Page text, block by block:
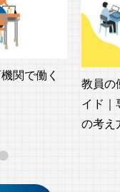
関で働く
教員の
イド｜
の考え